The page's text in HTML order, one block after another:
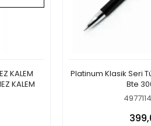
KALEM
KALEM
Platinum Klasik Seri
Bte